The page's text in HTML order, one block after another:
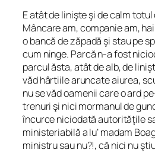
E atât de linişte şi de calm
Mâncare am, companie am,
o bancă de zăpadă şi stau pe
cum ninge. Parcă n-a fost
parcul ăsta, atât de alb, de
văd hârtiile aruncate aiurea,
nu se văd oamenii care o ard
trenuri şi nici mormanul de
încurce niciodată autorităţile
ministeriabilă a lu’ madam
ministru sau nu?!, că nici nu